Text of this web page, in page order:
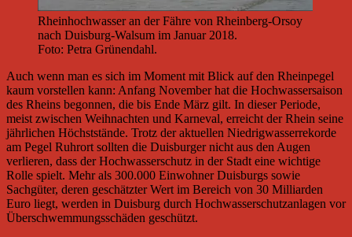
Rheinhochwasser an der Fähre von Rheinberg-Orsoy
nach Duisburg-Walsum im Januar 2018.
Foto: Petra Grünendahl.
Auch wenn man es sich im Moment mit Blick auf den Rheinpegel
kaum vorstellen kann: Anfang November hat die Hochwassersaison
des Rheins begonnen, die bis Ende März gilt. In dieser Periode,
meist zwischen Weihnachten und Karneval, erreicht der Rhein seine
jährlichen Höchststände. Trotz der aktuellen Niedrigwasserrekorde
am Pegel Ruhrort sollten die Duisburger nicht aus den Augen
verlieren, dass der Hochwasserschutz in der Stadt eine wichtige
Rolle spielt. Mehr als 300.000 Einwohner Duisburgs sowie
Sachgüter, deren geschätzter Wert im Bereich von 30 Milliarden
Euro liegt, werden in Duisburg durch Hochwasserschutzanlagen vor
Überschwemmungsschäden geschützt.